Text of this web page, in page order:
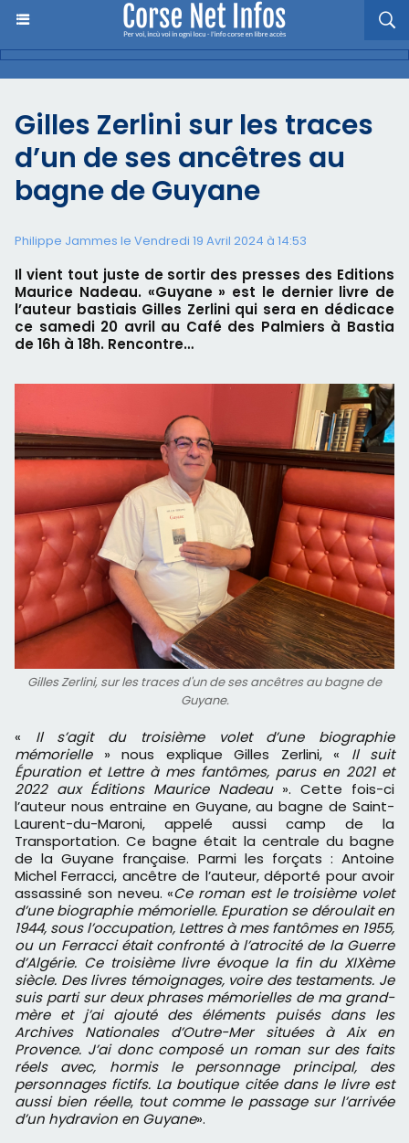
Gilles Zerlini sur les traces
d’un de ses ancêtres au
bagne de Guyane
Philippe Jammes le Vendredi 19 Avril 2024 à 14:53
Il vient tout juste de sortir des presses des Editions
Maurice Nadeau. «Guyane » est le dernier livre de
l’auteur bastiais Gilles Zerlini qui sera en dédicace
ce samedi 20 avril au Café des Palmiers à Bastia
de 16h à 18h. Rencontre…
Gilles Zerlini, sur les traces d'un de ses ancêtres au bagne de
Guyane.
« Il s’agit du troisième volet d’une biographie
mémorielle» nous explique Gilles Zerlini, « Il suit
Épuration et Lettre à mes fantômes, parus en 2021 et
2022 aux Éditions Maurice Nadeau». Cette fois-ci
l’auteur nous entraine en Guyane, au bagne de Saint-
Laurent-du-Maroni, appelé aussi camp de la
Transportation. Ce bagne était la centrale du bagne
de la Guyane française. Parmi les forçats : Antoine
Michel Ferracci, ancêtre de l’auteur, déporté pour avoir
assassiné son neveu. «Ce roman est le troisième volet
d’une biographie mémorielle. Epuration se déroulait en
1944, sous l’occupation, Lettres à mes fantômes en 1955,
ou un Ferracci était confronté à l’atrocité de la Guerre
d’Algérie. Ce troisième livre évoque la fin du XIXème
siècle. Des livres témoignages, voire des testaments. Je
suis parti sur deux phrases mémorielles de ma grand-
mère et j’ai ajouté des éléments puisés dans les
Archives Nationales d’Outre-Mer situées à Aix en
Provence. J’ai donc composé un roman sur des faits
réels avec, hormis le personnage principal, des
personnages fictifs. La boutique citée dans le livre est
aussi bien réelle, tout comme le passage sur l’arrivée
d’un hydravion en Guyane».